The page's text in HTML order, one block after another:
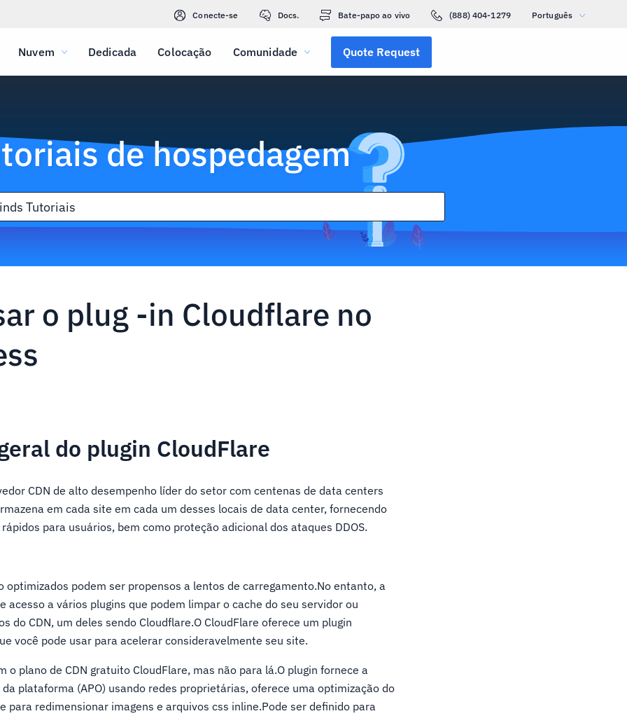
Conecte-se Docs. Bate-papo ao vivo (888) 404-1279 Português
Nuvem Dedicada Colocação Comunidade Quote Request
de hospedagem
o plug -in Cloudflare no
do plugin CloudFlare
CDN de alto desempenho líder do setor com centenas de data centers
em cada site em cada um desses locais de data center, fornecendo
para usuários, bem como proteção adicional dos ataques DDOS.
optimizados podem ser propensos a lentos de carregamento.No entanto, a
acesso a vários plugins que podem limpar o cache do seu servidor ou
do CDN, um deles sendo Cloudflare.O CloudFlare oferece um plugin
você pode usar para acelerar consideravelmente seu site.
o plano de CDN gratuito CloudFlare, mas não para lá.O plugin fornece a
plataforma (APO) usando redes proprietárias, oferece uma optimização do
para redimensionar imagens e arquivos css inline.Pode ser definido para